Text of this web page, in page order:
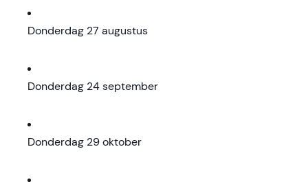
Donderdag 27 augustus
Donderdag 24 september
Donderdag 29 oktober